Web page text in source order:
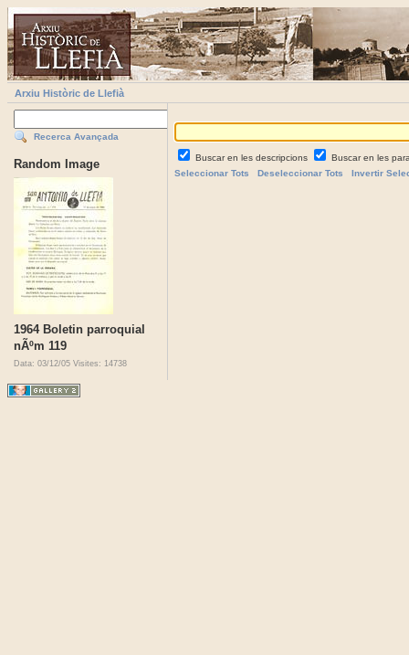
Arxiu Històric de Llefià
Recerca Avançada
Random Image
1964 Boletin parroquial
nÃºm 119
Data: 03/12/05 Visites: 14738
Buscar en les descripcions
Buscar en les
Seleccionar Tots
Deseleccionar Tots Invertir